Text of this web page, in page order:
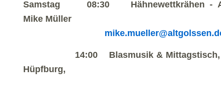
Samstag 08:30 Hähnewettkrähen -
Mike Müller
14:00 Blasmusik &
Hüpfburg,